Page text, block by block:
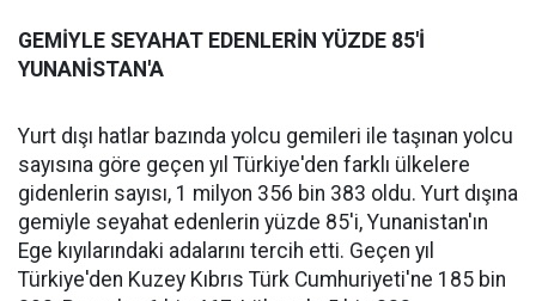
GEMİYLE SEYAHAT EDENLERİN YÜZDE 85'İ
YUNANİSTAN'A
Yurt dışı hatlar bazında yolcu gemileri ile taşınan yolcu
sayısına göre geçen yıl Türkiye'den farklı ülkelere
gidenlerin sayısı, 1 milyon 356 bin 383 oldu. Yurt dışına
gemiyle seyahat edenlerin yüzde 85'i, Yunanistan'ın
Ege kıyılarındaki adalarını tercih etti. Geçen yıl
Türkiye'den Kuzey Kıbrıs Türk Cumhuriyeti'ne 185 bin